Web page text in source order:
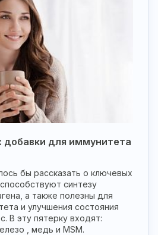
добавки для иммунитета
бы рассказать о ключевых
синтезу
а также полезны для
и улучшения состояния
В эту пятерку входят:
, медь и MSM.